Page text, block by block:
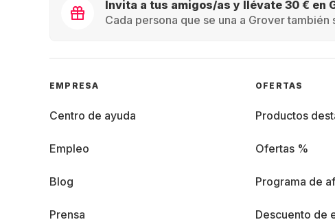
Invita a tus amigos/as y llévate 30 € en
Cada persona que se una a Grover también
EMPRESA
Centro de ayuda
Empleo
Blog
Prensa
OFERTAS
Productos
Ofertas %
Programa de
Descuento de